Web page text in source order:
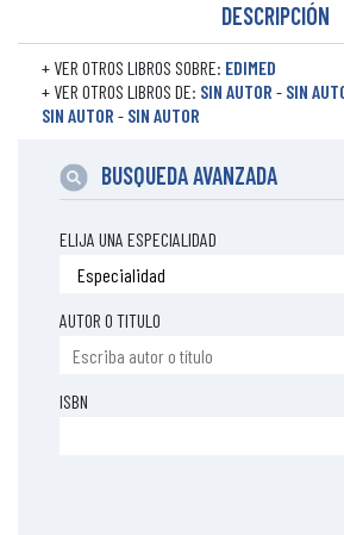
DESCRIPCIÓN
+ VER OTROS LIBROS SOBRE: EDIMED
+ VER OTROS LIBROS DE: SIN AUTOR - SIN
SIN AUTOR - SIN AUTOR
BUSQUEDA AVANZADA
ELIJA UNA ESPECIALIDAD
AUTOR O TITULO
ISBN